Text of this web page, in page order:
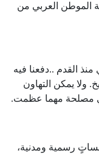
الموطن العربي من
القدم ..دفعنا فيه
ولا يمكن التهاون
مصلحة مهما عظمت.
رسمية ومدنية،